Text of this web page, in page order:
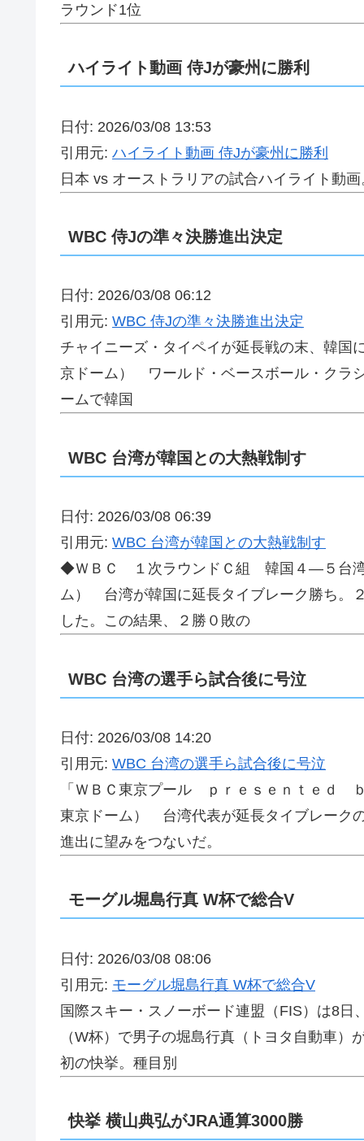
ラウンド1位
ハイライト動画 侍Jが豪州に勝利
日付: 2026/03/08 13:53
引用元: ハイライト動画 侍Jが豪州に勝利
日本 vs オーストラリアの試合ハイライト動画
WBC 侍Jの準々決勝進出決定
日付: 2026/03/08 06:12
引用元: WBC 侍Jの準々決勝進出決定
チャイニーズ・タイペイが延長戦の末、韓国
京ドーム） ワールド・ベースボール・クラ
ームで韓国
WBC 台湾が韓国との大熱戦制す
日付: 2026/03/08 06:39
引用元: WBC 台湾が韓国との大熱戦制す
◆ＷＢＣ １次ラウンドＣ組 韓国４―５台湾
ム） 台湾が韓国に延長タイブレーク勝ち。
した。この結果、２勝０敗の
WBC 台湾の選手ら試合後に号泣
日付: 2026/03/08 14:20
引用元: WBC 台湾の選手ら試合後に号泣
「ＷＢＣ東京プール ｐｒｅｓｅｎｔｅｄ
東京ドーム） 台湾代表が延長タイブレーク
進出に望みをつないだ。
モーグル堀島行真 W杯で総合V
日付: 2026/03/08 08:06
引用元: モーグル堀島行真 W杯で総合V
国際スキー・スノーボード連盟（FIS）は8
（W杯）で男子の堀島行真（トヨタ自動車
初の快挙。種目別
快挙 横山典弘がJRA通算3000勝